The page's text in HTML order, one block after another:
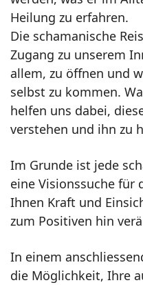
Heilung zu erfahren.
Die schamanische
Zugang zu unserem
allem, zu öffnen und
selbst zu kommen.
helfen uns dabei,
verstehen und ihn zu
Im Grunde ist jede
eine Visionssuche für
Ihnen Kraft und
zum Positiven hin
In einem
die Möglichkeit, Ihre